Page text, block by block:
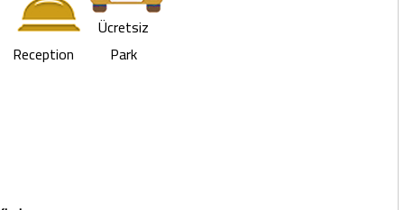
Reception
Ücretsiz
Park